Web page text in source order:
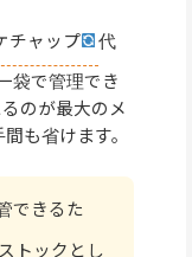
チャップ
代
袋で管理でき
のが最大のメ
も省けます。
できるた
トックとし